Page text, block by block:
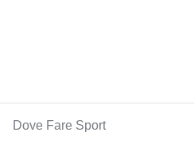
Dove Fare Sport